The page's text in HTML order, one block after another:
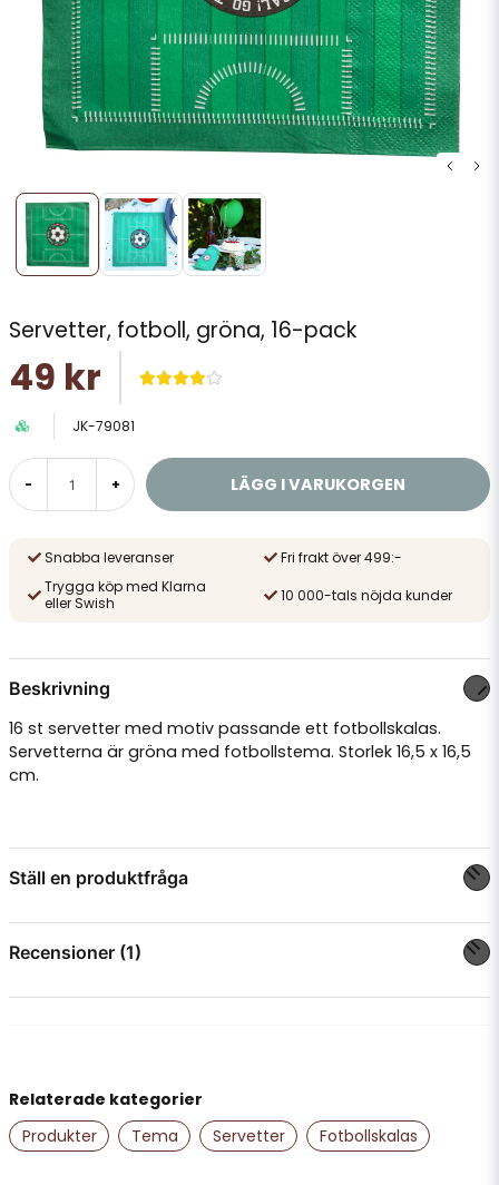
Servetter, fotboll, gröna, 16-pack
49 kr
JK-79081
- + LÄGG I VARUKORGEN
Snabba leveranser
Fri frakt över 499:-
Trygga köp med Klarna
eller Swish
10 000-tals nöjda kunder
Beskrivning
16 st servetter med motiv passande ett fotbollskalas.
Servetterna är gröna med fotbollstema. Storlek 16,5 x 16,5
cm.
Ställ en produktfråga
Fråga oss något om denna produkten...
email
Mejladress
Recensioner (1)
Relaterade kategorier
Produkter
Tema Servetter Fotbollskalas